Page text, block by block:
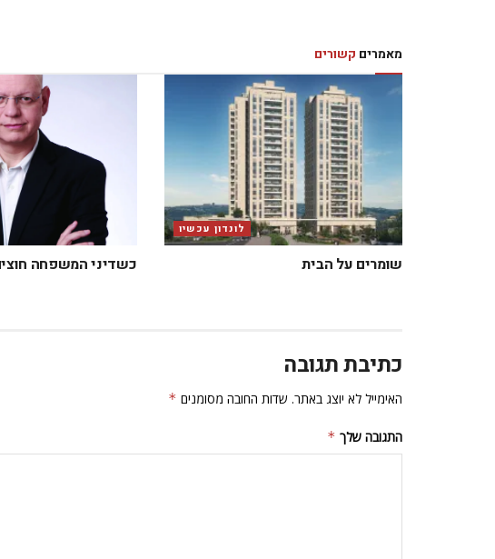
מאמרים קשורים
לונדון עכשיו
שומרים על הבית כשדיני המשפחה
כתיבת תגובה
האימייל לא יוצג באתר. שדות החובה מסומנים *
התגובה שלך *